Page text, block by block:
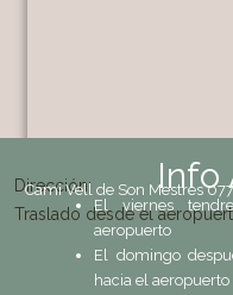
Info
Dirección:
Camì Vell de Son Mestres
Traslado desde el
El viernes
aeropuerto
El domingo
hacia el aeropuerto